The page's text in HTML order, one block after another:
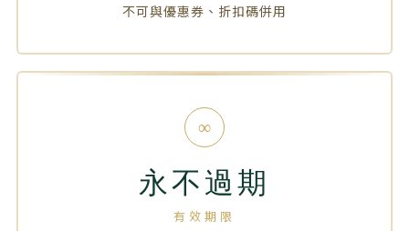
不可與優惠券、折扣碼併用
∞
永不過期
有效期限